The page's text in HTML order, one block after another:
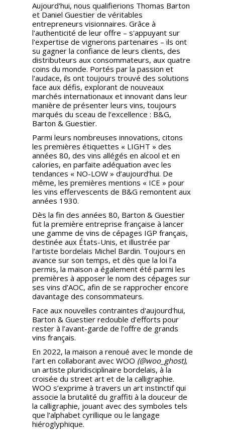
Aujourd'hui, nous qualifierions Thomas Barton
et Daniel Guestier de véritables
entrepreneurs visionnaires. Grâce à
l'authenticité de leur offre – s'appuyant sur
l'expertise de vignerons partenaires – ils ont
su gagner la confiance de leurs clients, des
distributeurs aux consommateurs, aux quatre
coins du monde. Portés par la passion et
l'audace, ils ont toujours trouvé des solutions
face aux défis, explorant de nouveaux
marchés internationaux et innovant dans leur
manière de présenter leurs vins, toujours
marqués du sceau de l’excellence : B&G,
Barton & Guestier.
Parmi leurs nombreuses innovations, citons
les premières étiquettes « LIGHT » des
années 80, des vins allégés en alcool et en
calories, en parfaite adéquation avec les
tendances « NO-LOW » d’aujourd’hui. De
même, les premières mentions « ICE » pour
les vins effervescents de B&G remontent aux
années 1930.
Dès la fin des années 80, Barton & Guestier
fut la première entreprise française à lancer
une gamme de vins de cépages IGP français,
destinée aux États-Unis, et illustrée par
l’artiste bordelais Michel Bardin. Toujours en
avance sur son temps, et dès que la loi l’a
permis, la maison a également été parmi les
premières à apposer le nom des cépages sur
ses vins d’AOC, afin de se rapprocher encore
davantage des consommateurs.
Face aux nouvelles contraintes d'aujourd'hui,
Barton & Guestier redouble d’efforts pour
rester à l’avant-garde de l’offre de grands
vins français.
En 2022, la maison a renoué avec le monde de
l’art en collaborant avec WOO (@woo_ghost),
un artiste pluridisciplinaire bordelais, à la
croisée du street art et de la calligraphie.
WOO s’exprime à travers un art instinctif qui
associe la brutalité du graffiti à la douceur de
la calligraphie, jouant avec des symboles tels
que l’alphabet cyrillique ou le langage
hiéroglyphique.